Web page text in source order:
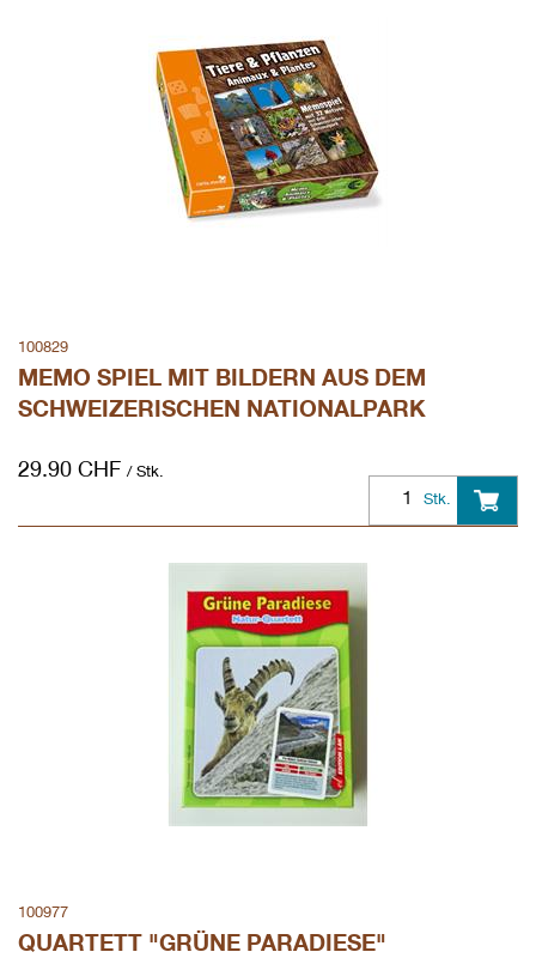
29.90 CHF / Stk.
Stk.
100829
MEMO SPIEL MIT BILDERN AUS DEM
SCHWEIZERISCHEN NATIONALPARK
100977
QUARTETT "GRÜNE PARADIESE"